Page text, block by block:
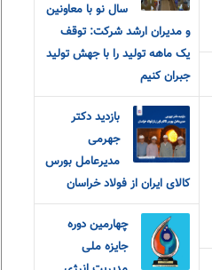
سال نو با معاونين
و مديران ارشد شرکت: توقف
یک ماهه تولید را با جهش تولید
جبران کنیم
بازدید دکتر
جهرمی
مدیرعامل بورس
کالای ایران از فولاد خراسان
چهارمین دوره
جایزه ملی